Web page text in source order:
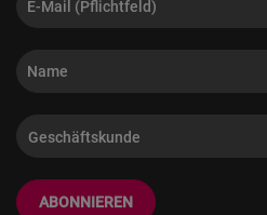
ABONNIEREN